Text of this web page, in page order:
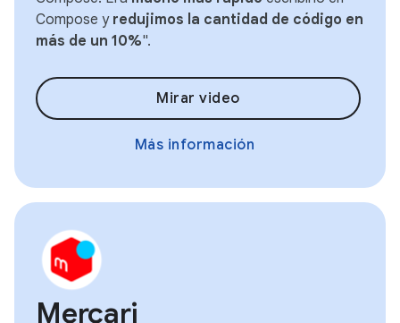
Compose y redujimos la cantidad de código en
más de un 10%".
Mirar video
Más información
Mercari